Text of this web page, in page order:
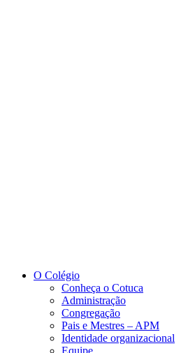
O Colégio
Conheça o Cotuca
Administração
Congregação
Pais e Mestres – APM
Identidade organizacional
Equipe